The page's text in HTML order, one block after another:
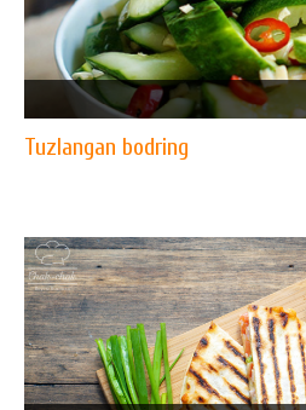
Tuzlangan bodring